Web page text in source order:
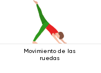
Movimiento de las
ruedas